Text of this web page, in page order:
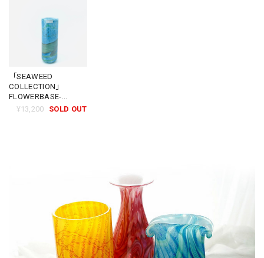
「SEAWEED
COLLECTION」
FLOWERBASE-
VICTORIA3
¥13,200 SOLD OUT